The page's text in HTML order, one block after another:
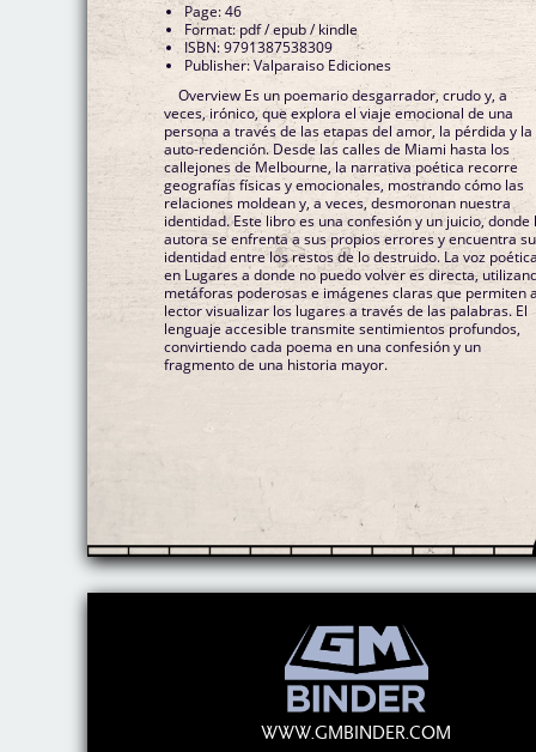
Page: 46
Format: pdf / epub / kindle
ISBN: 9791387538309
Publisher: Valparaiso Ediciones
Overview Es un poemario desgarrador, crudo y, a
veces, irónico, que explora el viaje emocional de una
persona a través de las etapas del amor, la pérdida y la
auto-redención. Desde las calles de Miami hasta los
callejones de Melbourne, la narrativa poética recorre
geografías físicas y emocionales, mostrando cómo las
relaciones moldean y, a veces, desmoronan nuestra
identidad. Este libro es una confesión y un juicio, donde
autora se enfrenta a sus propios errores y encuentra su
identidad entre los restos de lo destruido. La voz
en Lugares a donde no puedo volver es directa,
metáforas poderosas e imágenes claras que permiten
lector visualizar los lugares a través de las palabras. El
lenguaje accesible transmite sentimientos profundos,
convirtiendo cada poema en una confesión y un
fragmento de una historia mayor.
WWW.GMBINDER.COM